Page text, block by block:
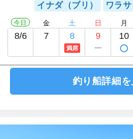
イナダ（ブリ） ワラサ
今日
8/6
金
7
土
8
満席
日
9
月
10
釣り船詳細を